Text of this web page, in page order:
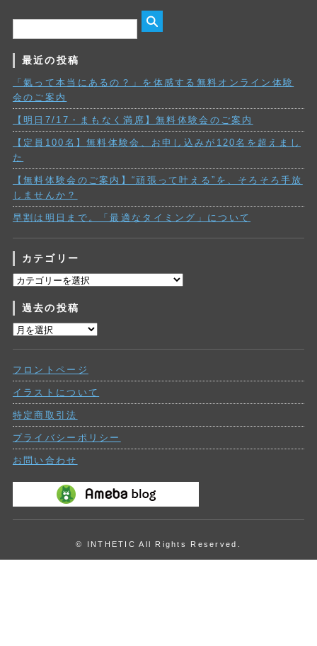
最近の投稿
「氣って本当にあるの？」を体感する無料オンライン体験
会のご案内
【明日7/17・まもなく満席】無料体験会のご案内
【定員100名】無料体験会、お申し込みが120名を超えまし
た
【無料体験会のご案内】“頑張って叶える”を、そろそろ手放
しませんか？
早割は明日まで。「最適なタイミング」について
カテゴリー
カ
ゴ
リ
ー
過去の投稿
過
投
稿
フロントページ
イラストについて
特定商取引法
プライバシーポリシー
お問い合わせ
© INTHETIC All Rights Reserved.